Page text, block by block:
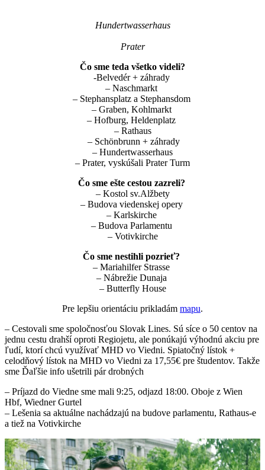
Hundertwasserhaus
Prater
Čo sme teda všetko videli?
-Belvedér + záhrady
– Naschmarkt
– Stephansplatz a Stephansdom
– Graben, Kohlmarkt
– Hofburg, Heldenplatz
– Rathaus
– Schönbrunn + záhrady
– Hundertwasserhaus
– Prater, vyskúšali Prater Turm
Čo sme ešte cestou zazreli?
– Kostol sv.Alžbety
– Budova viedenskej opery
– Karlskirche
– Budova Parlamentu
– Votivkirche
Čo sme nestihli pozrieť?
– Mariahilfer Strasse
– Nábrežie Dunaja
– Butterfly House
Pre lepšiu orientáciu prikladám mapu.
– Cestovali sme spoločnosťou Slovak Lines. Sú síce o 50 centov na
jednu cestu drahší oproti Regiojetu, ale ponúkajú výhodnú akciu pre
ľudí, ktorí chcú využívať MHD vo Viedni. Spiatočný lístok +
celodňový lístok na MHD vo Viedni za 17,55€ pre študentov. Takže
sme Ďaľšie info ušetrili pár drobných
– Príjazd do Viedne sme mali 9:25, odjazd 18:00. Oboje z Wien
Hbf, Wiedner Gurtel
– Lešenia sa aktuálne nachádzajú na budove parlamentu, Rathaus-e
a tiež na Votivkirche